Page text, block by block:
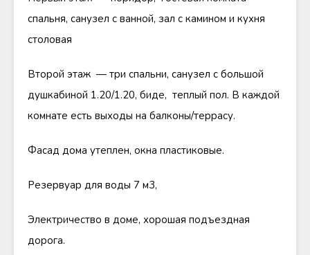
спальня, санузел с ванной, зал с камином и кухня
столовая
Второй этаж — три спальни, санузел с большой
душкабиной 1.20/1.20, биде, теплый пол. В каждой
комнате есть выходы на балконы/террасу.
Фасад дома утеплен, окна пластиковые.
Резервуар для воды 7 м3,
Электричество в доме, хорошая подъездная
дорога.